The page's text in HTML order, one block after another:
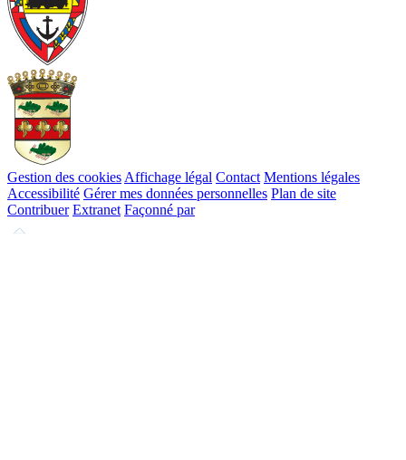
Gestion des cookies Affichage légal Contact Mentions légales
Accessibilité Gérer mes données personnelles Plan de site
Contribuer Extranet Façonné par